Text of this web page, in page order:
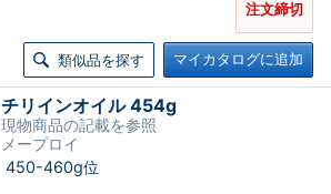
注文締切
類似品を探す マイカタログに追加
チリインオイル 454g
現物商品の記載を参照
メープロイ
450-460g位